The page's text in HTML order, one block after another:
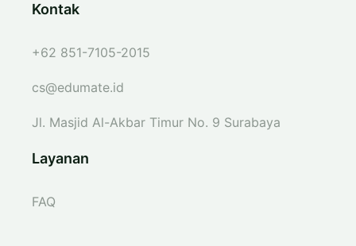
Kontak
+62 851-7105-2015
cs@edumate.id
Jl. Masjid Al-Akbar Timur No. 9 Surabaya
Layanan
FAQ